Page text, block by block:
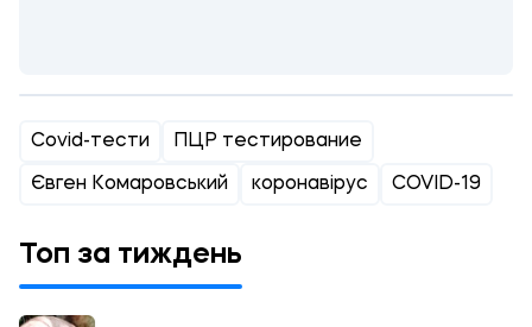
Covid-тести ПЦР тестирование
Євген Комаровський коронавірус COVID-19
Топ за тиждень